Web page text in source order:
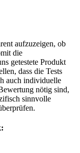
aufzuzeigen, ob
die
getestete Produkt
dass die Tests
auch individuelle
nötig sind,
sinnvolle